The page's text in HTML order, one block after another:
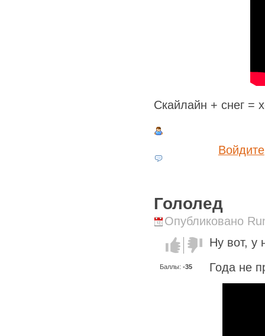
Скайлайн + снег =
Войдите
Гололед
Опубликовано
Голос за!Голос
против!
Баллы: -35
Ну вот, у
Года не